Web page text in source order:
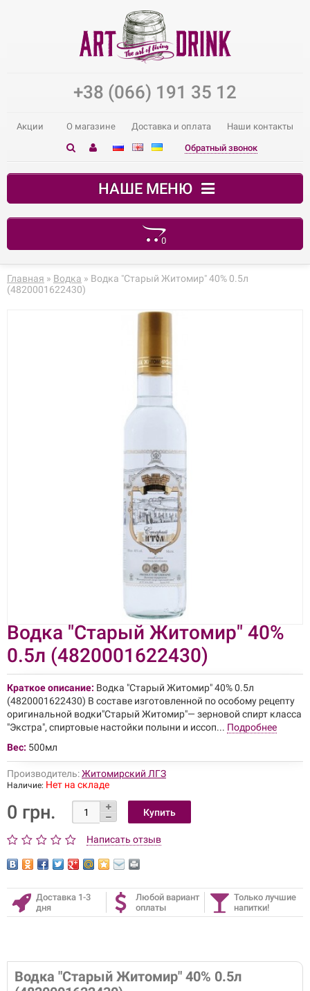
+38 (066) 191 35 12
Акции О магазине Доставка и оплата Наши контакты
Обратный звонок
НАШЕ МЕНЮ
0
В корзине пусто!
Главная » Водка » Водка "Старый Житомир" 40% 0.5л
(4820001622430)
Водка "Старый Житомир" 40%
0.5л (4820001622430)
Краткое описание: Водка "Старый Житомир" 40% 0.5л
(4820001622430) В составе изготовленной по особому рецепту
оригинальной водки"Старый Житомир"— зерновой спирт класса
"Экстра", спиртовые настойки полыни и иссоп... Подробнее
Вес: 500мл
Производитель:Житомирский ЛГЗ
Наличие: Нет на складе
0 грн.
Написать отзыв
Доставка 1-3
дня
Любой вариант
оплаты
Только лучшие
напитки!
Водка "Старый Житомир" 40% 0.5л